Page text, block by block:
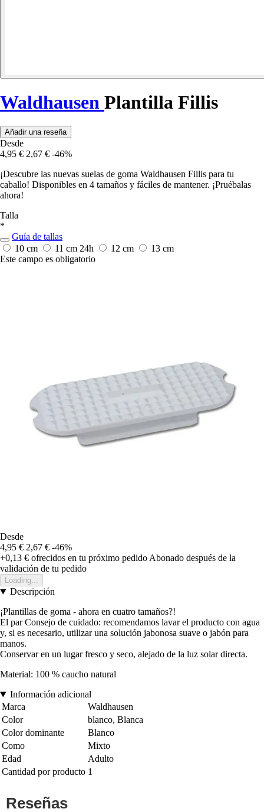
Waldhausen Plantilla Fillis
Añadir una reseña
Desde
4,95 € 2,67 € -46%
¡Descubre las nuevas suelas de goma Waldhausen Fillis para tu
caballo! Disponibles en 4 tamaños y fáciles de mantener. ¡Pruébalas
ahora!
Talla
*
Guía de tallas
10 cm
11 cm 24h 12 cm
13 cm
Este campo es obligatorio
Desde
4,95 € 2,67 € -46%
+0,13 € ofrecidos en tu próximo pedido Abonado después de la
validación de tu pedido
Loading...
Descripción
¡Plantillas de goma - ahora en cuatro tamaños?!
El par Consejo de cuidado: recomendamos lavar el producto con agua
y, si es necesario, utilizar una solución jabonosa suave o jabón para
manos.
Conservar en un lugar fresco y seco, alejado de la luz solar directa.
Material: 100 % caucho natural
Información adicional
Marca
Waldhausen
Color
blanco, Blanca
Color dominante
Blanco
Como
Mixto
Edad
Adulto
Cantidad por producto 1